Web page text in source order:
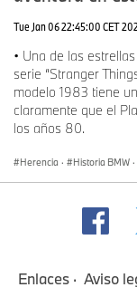
Tue Jan 06 22:45:00 CET
• Una de las
serie “Stranger
modelo 1983 tiene
claramente que el
los años 80.
Herencia · Historia BMW ·
Enlaces Aviso